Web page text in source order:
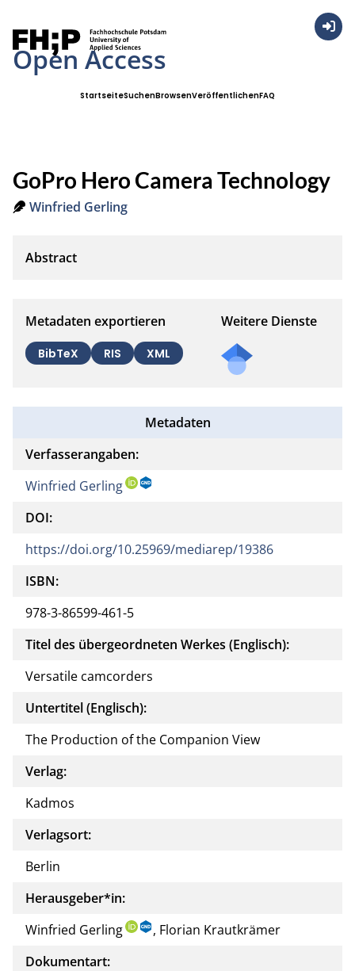
Open Access
StartseiteSuchenBrowsenVeröffentlichenFAQ
GoPro Hero Camera Technology
Winfried Gerling
Metadaten exportieren
BibTeX RIS XML
Weitere Dienste
Metadaten
Verfasserangaben:
Winfried Gerling
DOI:
https://doi.org/10.25969/mediarep/19386
ISBN:
978-3-86599-461-5
Titel des übergeordneten Werkes (Englisch):
Versatile camcorders
Untertitel (Englisch):
The Production of the Companion View
Verlag:
Kadmos
Verlagsort:
Berlin
Herausgeber*in:
Winfried Gerling
, Florian Krautkrämer
Dokumentart: